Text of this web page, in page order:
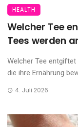
HEALTH
Welcher Tee
Tees werden
Welcher Tee
die ihre Ernährung
4. Juli 2026